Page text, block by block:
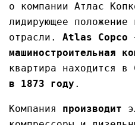
о компании Атлас
лидирующее положение
отрасли. Atlas Copco
машиностроительная
квартира находится в
в 1873 году .
Компания производит